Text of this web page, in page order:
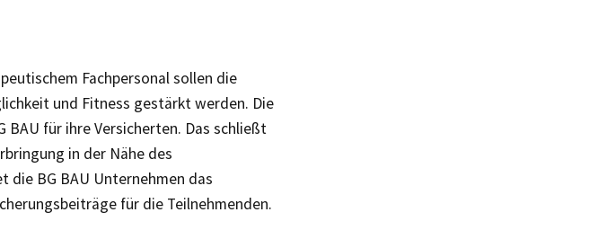
Fachpersonal sollen die
und Fitness gestärkt werden. Die
für ihre Versicherten. Das schließt
in der Nähe des
BG BAU Unternehmen das
für die Teilnehmenden.